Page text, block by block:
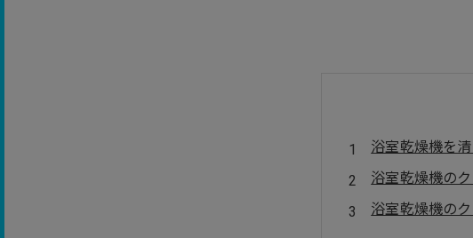
浴室乾燥機を
浴室乾燥機の
浴室乾燥機の